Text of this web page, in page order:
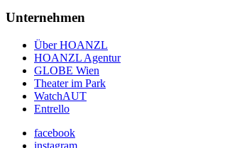
Unternehmen
Über HOANZL
HOANZL Agentur
GLOBE Wien
Theater im Park
WatchAUT
Entrello
facebook
instagram